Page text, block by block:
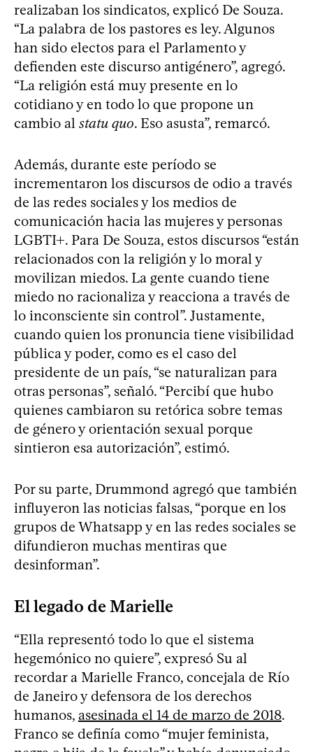
realizaban los sindicatos, explicó De Souza.
“La palabra de los pastores es ley. Algunos
han sido electos para el Parlamento y
defienden este discurso antigénero”, agregó.
“La religión está muy presente en lo
cotidiano y en todo lo que propone un
cambio al statu quo. Eso asusta”, remarcó.
Además, durante este período se
incrementaron los discursos de odio a través
de las redes sociales y los medios de
comunicación hacia las mujeres y personas
LGBTI+. Para De Souza, estos discursos “están
relacionados con la religión y lo moral y
movilizan miedos. La gente cuando tiene
miedo no racionaliza y reacciona a través de
lo inconsciente sin control”. Justamente,
cuando quien los pronuncia tiene visibilidad
pública y poder, como es el caso del
presidente de un país, “se naturalizan para
otras personas”, señaló. “Percibí que hubo
quienes cambiaron su retórica sobre temas
de género y orientación sexual porque
sintieron esa autorización”, estimó.
Por su parte, Drummond agregó que también
influyeron las noticias falsas, “porque en los
grupos de Whatsapp y en las redes sociales se
difundieron muchas mentiras que
desinforman”.
El legado de Marielle
“Ella representó todo lo que el sistema
hegemónico no quiere”, expresó Su al
recordar a Marielle Franco, concejala de Río
de Janeiro y defensora de los derechos
humanos, asesinada el 14 de marzo de 2018.
Franco se definía como “mujer feminista,